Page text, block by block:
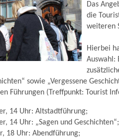
Das
die
weiteren
Hierbei
Auswahl:
sowie „Vergessene
Führungen (Treffpunkt: Tourist
14 Uhr: Altstadtführung;
14 Uhr: „Sagen und Geschichten“;
18 Uhr: Abendführung;